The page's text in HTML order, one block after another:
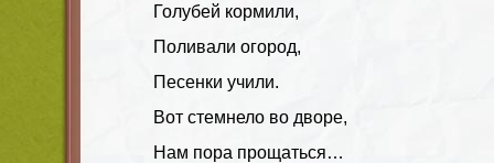
Голубей кормили,
Поливали огород,
Песенки учили.
Вот стемнело во дворе,
Нам пора прощаться…